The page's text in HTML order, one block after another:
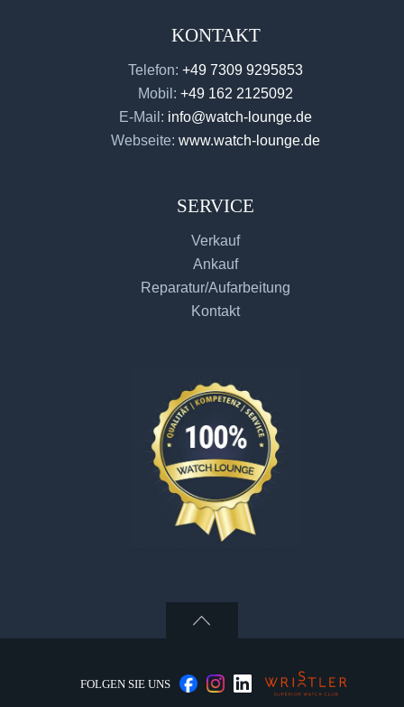
KONTAKT
Telefon: +49 7309 9295853
Mobil: +49 162 2125092
E-Mail: info@watch-lounge.de
Webseite: www.watch-lounge.de
SERVICE
Verkauf
Ankauf
Reparatur/Aufarbeitung
Kontakt
FOLGEN SIE UNS